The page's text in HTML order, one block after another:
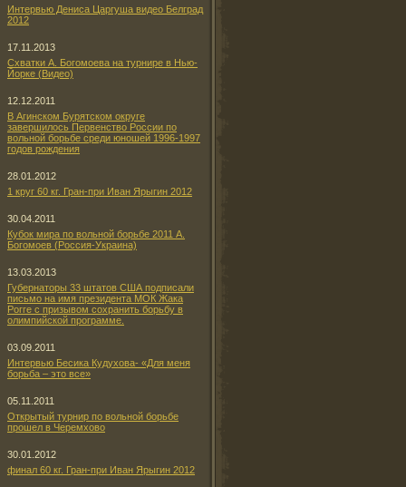
Интервью Дениса Царгуша видео Белград
2012
17.11.2013
Схватки А. Богомоева на турнире в Нью-
Йорке (Видео)
12.12.2011
В Агинском Бурятском округе
завершилось Первенство России по
вольной борьбе среди юношей 1996-1997
годов рождения
28.01.2012
1 круг 60 кг. Гран-при Иван Ярыгин 2012
30.04.2011
Кубок мира по вольной борьбе 2011 А.
Богомоев (Россия-Украина)
13.03.2013
Губернаторы 33 штатов США подписали
письмо на имя президента МОК Жака
Рогге с призывом сохранить борьбу в
олимпийской программе.
03.09.2011
Интервью Бесика Кудухова- «Для меня
борьба – это все»
05.11.2011
Открытый турнир по вольной борьбе
прошел в Черемхово
30.01.2012
финал 60 кг. Гран-при Иван Ярыгин 2012